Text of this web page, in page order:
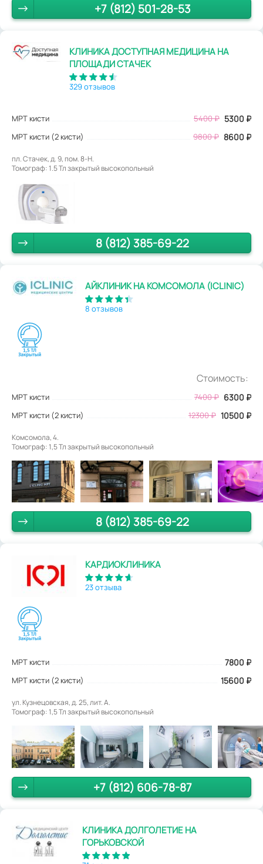
+7 (812) 501-28-53
КЛИНИКА ДОСТУПНАЯ МЕДИЦИНА НА
ПЛОЩАДИ СТАЧЕК
329 отзывов
МРТ кисти 5400₽ 5300 ₽
МРТ кисти (2 кисти) 9800 ₽ 8600 ₽
пл. Стачек, д. 9, пом. 8-Н.
Томограф: 1.5 Тл закрытый высокопольный
8 (812) 385-69-22
АЙКЛИНИК НА КОМСОМОЛА (ICLINIC)
8 отзывов
Стоимость:
МРТ кисти 7400₽ 6300 ₽
МРТ кисти (2 кисти) 12300 ₽ 10500 ₽
Комсомола, 4.
Томограф: 1,5 Тл закрытый высокопольный
8 (812) 385-69-22
КАРДИОКЛИНИКА
23 отзыва
МРТ кисти 7800 ₽
МРТ кисти (2 кисти) 15600 ₽
ул. Кузнецовская, д. 25, лит. А.
Томограф: 1,5 Тл закрытый высокопольный
+7 (812) 606-78-87
КЛИНИКА ДОЛГОЛЕТИЕ НА
ГОРЬКОВСКОЙ